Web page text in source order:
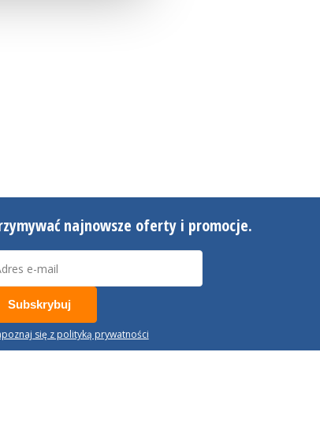
najnowsze oferty i promocje.
Subskrybuj
się z polityką prywatności